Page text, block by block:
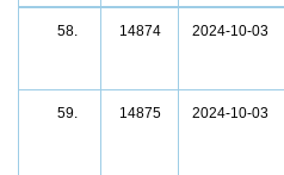
58. 14874 2024-10-03
59. 14875 2024-10-03